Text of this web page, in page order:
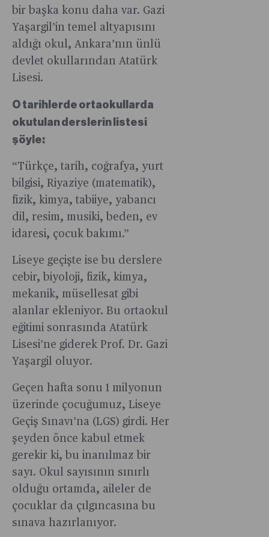
bir başka konu daha var. Gazi
Yaşargil’in temel altyapısını
aldığı okul, Ankara’nın ünlü
devlet okullarından Atatürk
Lisesi.
O tarihlerde ortaokullarda
okutulan derslerin listesi
şöyle:
“Türkçe, tarih, coğrafya, yurt
bilgisi, Riyaziye (matematik),
fizik, kimya, tabiiye, yabancı
dil, resim, musiki, beden, ev
idaresi, çocuk bakımı.”
Liseye geçişte ise bu derslere
cebir, biyoloji, fizik, kimya,
mekanik, müsellesat gibi
alanlar ekleniyor. Bu ortaokul
eğitimi sonrasında Atatürk
Lisesi’ne giderek Prof. Dr. Gazi
Yaşargil oluyor.
Geçen hafta sonu 1 milyonun
üzerinde çocuğumuz, Liseye
Geçiş Sınavı’na (LGS) girdi. Her
şeyden önce kabul etmek
gerekir ki, bu inanılmaz bir
sayı. Okul sayısının sınırlı
olduğu ortamda, aileler de
çocuklar da çılgıncasına bu
sınava hazırlanıyor.